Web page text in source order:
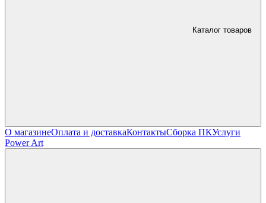
Каталог товаров
О магазинеОплата и доставкаКонтактыСборка ПКУслуги
Power Art